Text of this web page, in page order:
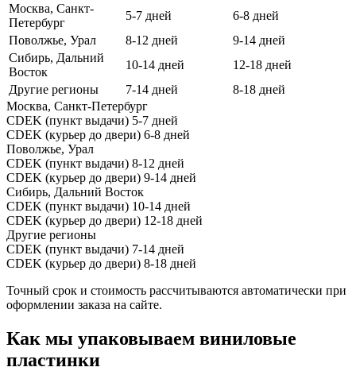
Москва, Санкт-
Петербург
5-7 дней
6-8 дней
Поволжье, Урал
8-12 дней
9-14 дней
Сибирь, Дальний
Восток
10-14 дней
12-18 дней
Другие регионы
7-14 дней
8-18 дней
Москва, Санкт-Петербург
CDEK (пункт выдачи) 5-7 дней
CDEK (курьер до двери) 6-8 дней
Поволжье, Урал
CDEK (пункт выдачи) 8-12 дней
CDEK (курьер до двери) 9-14 дней
Сибирь, Дальний Восток
CDEK (пункт выдачи) 10-14 дней
CDEK (курьер до двери) 12-18 дней
Другие регионы
CDEK (пункт выдачи) 7-14 дней
CDEK (курьер до двери) 8-18 дней
Точный срок и стоимость рассчитываются автоматически при
оформлении заказа на сайте.
Как мы упаковываем виниловые
пластинки